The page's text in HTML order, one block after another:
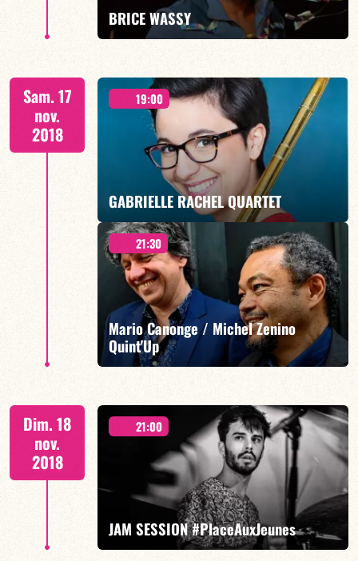
EN SAVOIR PLUS
BRICE WASSY
Sam. 17
nov.
2018
19:00
GABRIELLE RACHEL QUARTET
Happy Talk
21:30
Mario Canonge / Michel Zenino
Quint'Up
Dim. 18
nov.
2018
21:00
JAM SESSION #PlaceAuxJeunes